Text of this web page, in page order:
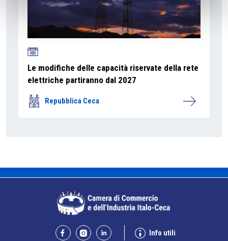
Le modifiche delle capacità riservate della rete
elettriche partiranno dal 2027
Repubblica Ceca
Info utili